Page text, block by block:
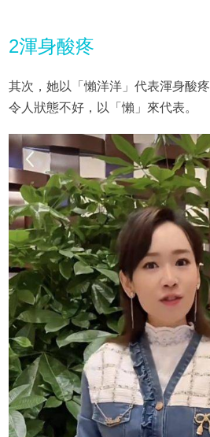
2渾身酸疼
其次，她以「懶洋洋」代表渾身酸
令人狀態不好，以「懶」來代表。